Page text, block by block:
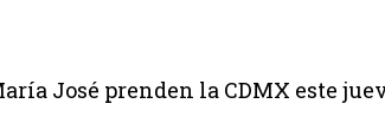
José prenden la CDMX este